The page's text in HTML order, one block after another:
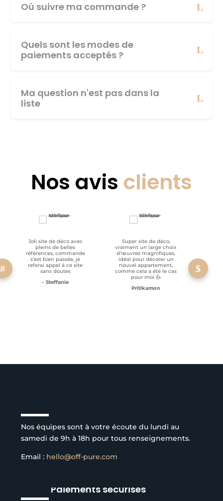
Où suivre ma commande ?
Quels sont les modes de
paiements acceptés ?
Ma question n'est pas dans la
liste
Nos avis clients
Joli site de déco avec
pleins de belles
références, commande
s’est bien passée, je
referai appel à ce site
sans doutes
– Steffanie
Super site de déco,
vraiment un large choix
d’œuvres magnifiques,
idéal pour décorer un
nouvel appartement,
comme cela a été le cas
pour moi 👍
Pritikamon
Nos équipes sont à votre écoute du lundi au
samedi de 9h à 18h pour tous renseignements.
Email : hello@off-pure.com
Paiements sécurisés